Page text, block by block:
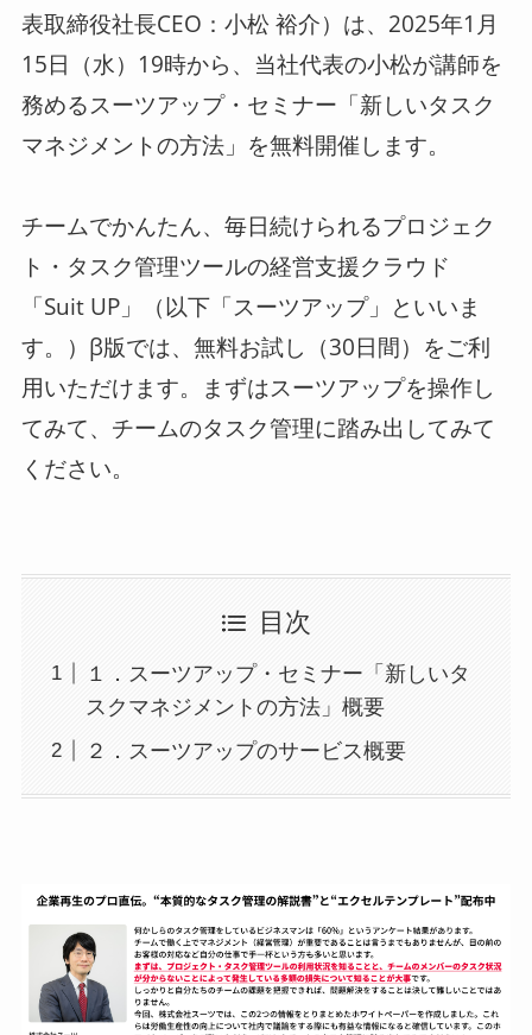
サービス概要資料はこちら
表取締役社長CEO：小松 裕介）は、2025年1月
15日（水）19時から、当社代表の小松が講師を
務めるスーツアップ・セミナー「新しいタスク
マネジメントの方法」を無料開催します。
チームでかんたん、毎日続けられるプロジェク
ト・タスク管理ツールの経営支援クラウド
「Suit UP」（以下「スーツアップ」といいま
す。）β版では、無料お試し（30日間）をご利
用いただけます。まずはスーツアップを操作し
てみて、チームのタスク管理に踏み出してみて
ください。
目次
１．スーツアップ・セミナー「新しいタ
スクマネジメントの方法」概要
２．スーツアップのサービス概要